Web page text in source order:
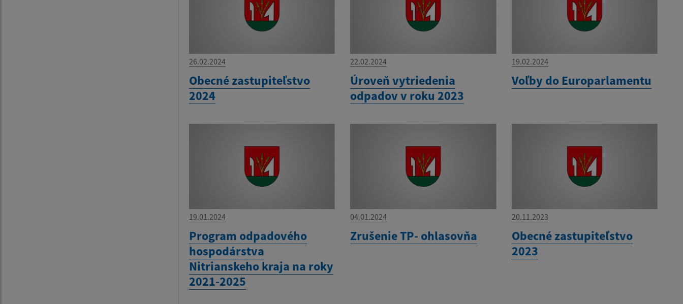
26.02.2024
Obecné zastupiteľstvo
2024
22.02.2024
Úroveň vytriedenia
odpadov v roku 2023
19.02.2024
Voľby do Europarlamentu
19.01.2024
Program odpadového
hospodárstva
Nitrianskeho kraja na roky
2021-2025
04.01.2024
Zrušenie TP- ohlasovňa
20.11.2023
Obecné zastupiteľstvo
2023